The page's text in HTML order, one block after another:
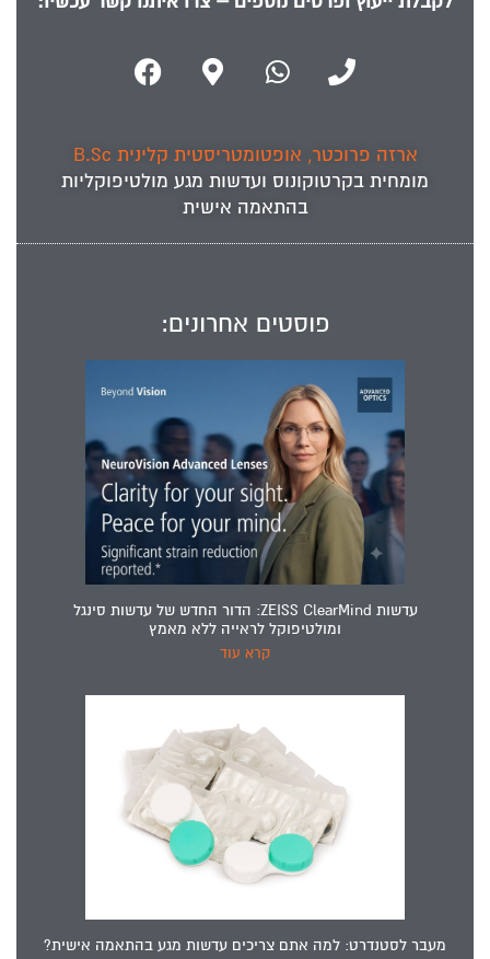
ארזה פרוכטר, אופטומטריסטית קלינית B.Sc
מומחית בקרטוקונוס ועדשות מגע מולטיפוקליות
בהתאמה אישית
פוסטים אחרונים:
עדשות ZEISS ClearMind: הדור החדש של עדשות סינגל
ומולטיפוקל לראייה ללא מאמץ
קרא עוד
מעבר לסטנדרט: למה אתם צריכים עדשות מגע בהתאמה אישית?